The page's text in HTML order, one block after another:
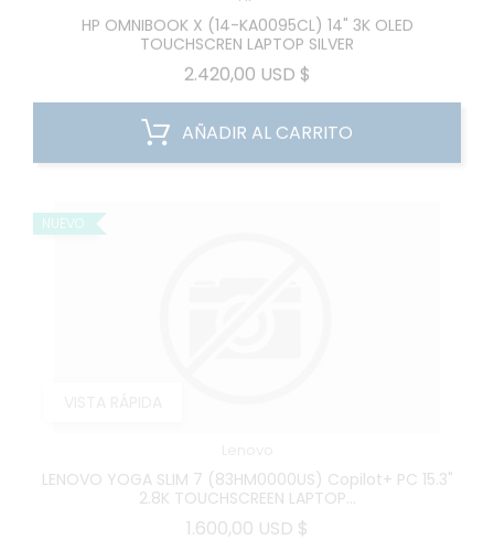
HP OMNIBOOK X (14-KA0095CL) 14" 3K OLED
TOUCHSCREN LAPTOP SILVER
2.420,00 USD $
AÑADIR AL CARRITO
2.8K TOUCHSCREEN LAPTOP...
1.600,00 USD $Precio